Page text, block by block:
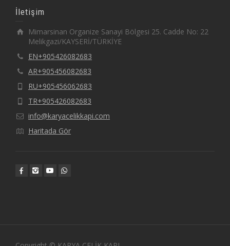
İletişim
Mimarsinan Organize Sanayi Bölgesi 25. Cadde No: 22
Melikgazi/KAYSERİ/TÜRKİYE
EN+905426082683
AR+905456082683
RU+905456062683
TR+905426082683
info@karyacelikkapi.com
Haritada Gör